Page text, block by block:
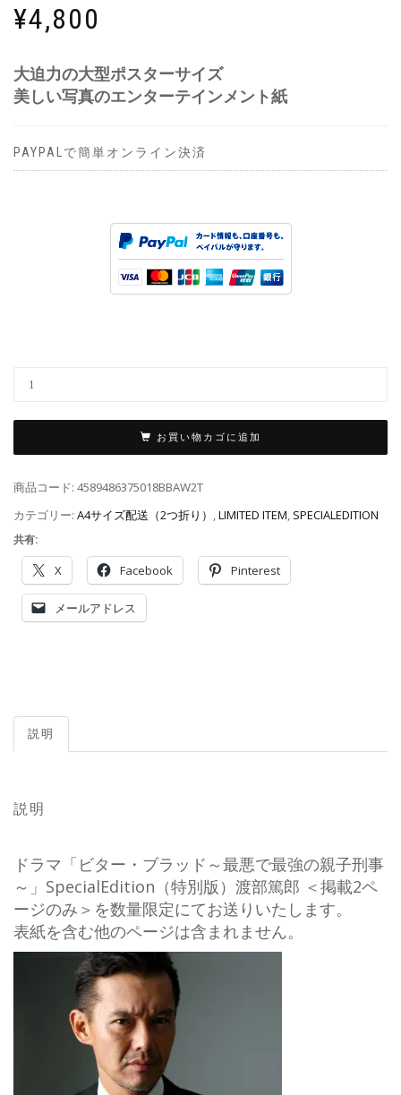
¥4,800
大迫力の大型ポスターサイズ
美しい写真のエンターテインメント紙
PAYPALで簡単オンライン決済
お買い物カゴに追加
商品コード: 4589486375018BBAW2T
カテゴリー: A4サイズ配送（2つ折り） ,LIMITED ITEM, SPECIALEDITION
共有:
X Facebook Pinterest
メールアドレス
説明
説明
ドラマ「ビター・ブラッド～最悪で最強の親子刑事
～」SpecialEdition（特別版）渡部篤郎 ＜掲載2ペ
ージのみ＞を数量限定にてお送りいたします。
表紙を含む他のページは含まれません。